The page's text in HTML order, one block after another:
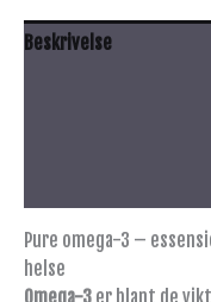
Beskrivelse
Pure omega-3 –
helse